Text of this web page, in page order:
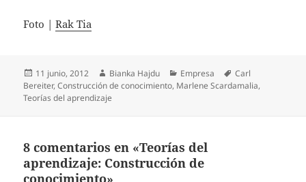
Foto |Rak Tia
Publicado
el
11 junio, 2012 Autor
Bianka Hajdu Categorías
Empresa Etiquetas
Carl
Bereiter,Construcción de conocimiento, Marlene Scardamalia,
Teorías del aprendizaje
8 comentarios en «Teorías del
aprendizaje: Construcción de